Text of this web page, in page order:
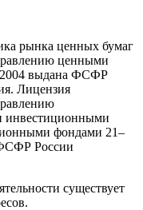
рынка ценных бумаг
ценными
выдана ФСФР
Лицензия
инвестиционными
фондами 21–
России
существует